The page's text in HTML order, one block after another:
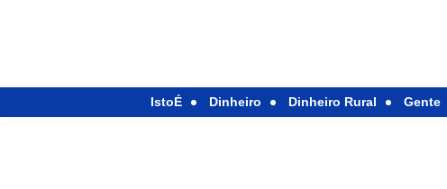
IstoÉ Dinheiro Dinheiro Rural Gente